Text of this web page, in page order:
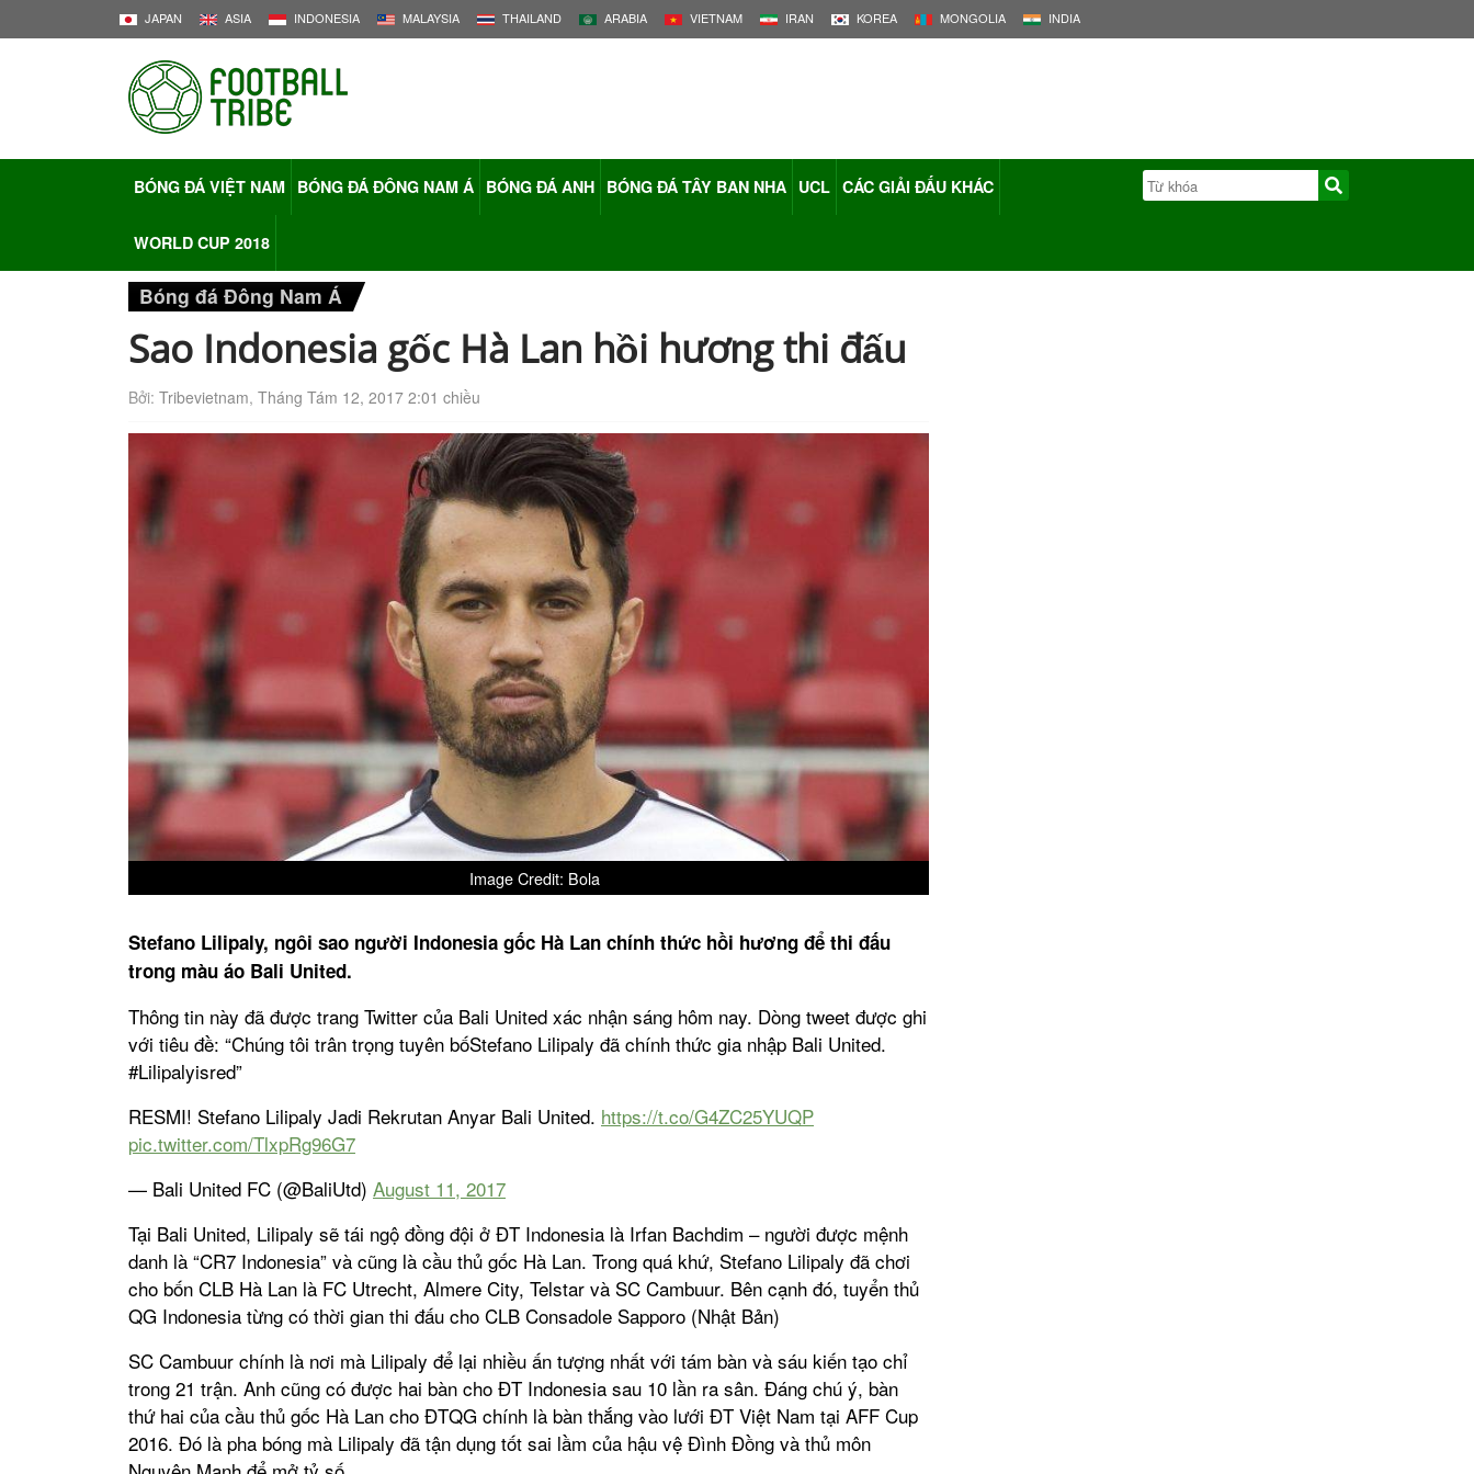
JAPAN ASIA INDONESIA MALAYSIA THAILAND ARABIA VIETNAM IRAN KOREA MONGOLIA INDIA
BÓNG ĐÁ VIỆT NAM BÓNG ĐÁ ĐÔNG NAM Á BÓNG ĐÁ ANH BÓNG ĐÁ TÂY BAN NHA UCL CÁC GIẢI ĐẤU KHÁC
WORLD CUP 2018
Bóng đá Đông Nam Á
Sao Indonesia gốc Hà Lan hồi hương thi đấu
Bởi: Tribevietnam, Tháng Tám 12, 2017 2:01 chiều
Image Credit: Bola
Stefano Lilipaly, ngôi sao người Indonesia gốc Hà Lan chính thức hồi hương để thi đấu
trong màu áo Bali United.
Thông tin này đã được trang Twitter của Bali United xác nhận sáng hôm nay. Dòng tweet được ghi
với tiêu đề: “Chúng tôi trân trọng tuyên bốStefano Lilipaly đã chính thức gia nhập Bali United.
#Lilipalyisred”
RESMI! Stefano Lilipaly Jadi Rekrutan Anyar Bali United. https://t.co/G4ZC25YUQP
pic.twitter.com/TlxpRg96G7
— Bali United FC (@BaliUtd) August 11, 2017
Tại Bali United, Lilipaly sẽ tái ngộ đồng đội ở ĐT Indonesia là Irfan Bachdim – người được mệnh
danh là “CR7 Indonesia” và cũng là cầu thủ gốc Hà Lan. Trong quá khứ, Stefano Lilipaly đã chơi
cho bốn CLB Hà Lan là FC Utrecht, Almere City, Telstar và SC Cambuur. Bên cạnh đó, tuyển thủ
QG Indonesia từng có thời gian thi đấu cho CLB Consadole Sapporo (Nhật Bản)
SC Cambuur chính là nơi mà Lilipaly để lại nhiều ấn tượng nhất với tám bàn và sáu kiến tạo chỉ
trong 21 trận. Anh cũng có được hai bàn cho ĐT Indonesia sau 10 lần ra sân. Đáng chú ý, bàn
thứ hai của cầu thủ gốc Hà Lan cho ĐTQG chính là bàn thắng vào lưới ĐT Việt Nam tại AFF Cup
2016. Đó là pha bóng mà Lilipaly đã tận dụng tốt sai lầm của hậu vệ Đình Đồng và thủ môn